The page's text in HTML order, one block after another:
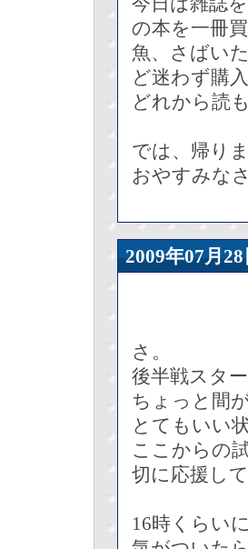
の本を一冊
魚、さばい
ど迷わず購
どれから読
では、帰り
おやすみな
2009年07
さ。
後半戦スタ
ちょっと間
とてもいい
ここからの
切に応援し
16時くらい